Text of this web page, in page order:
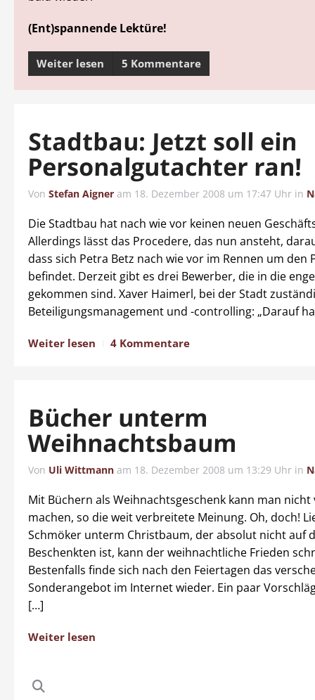
(Ent)spannende Lektüre!
Weiter lesen 5 Kommentare
Stadtbau: Jetzt soll ein
Personalgutachter ran!
Von Stefan Aigner am 18. Dezember 2008 um 17:47 Uhr in
Die Stadtbau hat nach wie vor keinen neuen
Allerdings lässt das Procedere, das nun ansteht,
dass sich Petra Betz nach wie vor im Rennen um den
befindet. Derzeit gibt es drei Bewerber, die in die
gekommen sind. Xaver Haimerl, bei der Stadt
Beteiligungsmanagement und -controlling: „Darauf
Weiter lesen 4 Kommentare
Bücher unterm
Weihnachtsbaum
Von Uli Wittmann am 18. Dezember 2008 um 13:29 Uhr in
Mit Büchern als Weihnachtsgeschenk kann man nicht
machen, so die weit verbreitete Meinung. Oh, doch!
Schmöker unterm Christbaum, der absolut nicht auf
Beschenkten ist, kann der weihnachtliche Frieden
Bestenfalls finde sich nach den Feiertagen das
Sonderangebot im Internet wieder. Ein paar
[…]
Weiter lesen